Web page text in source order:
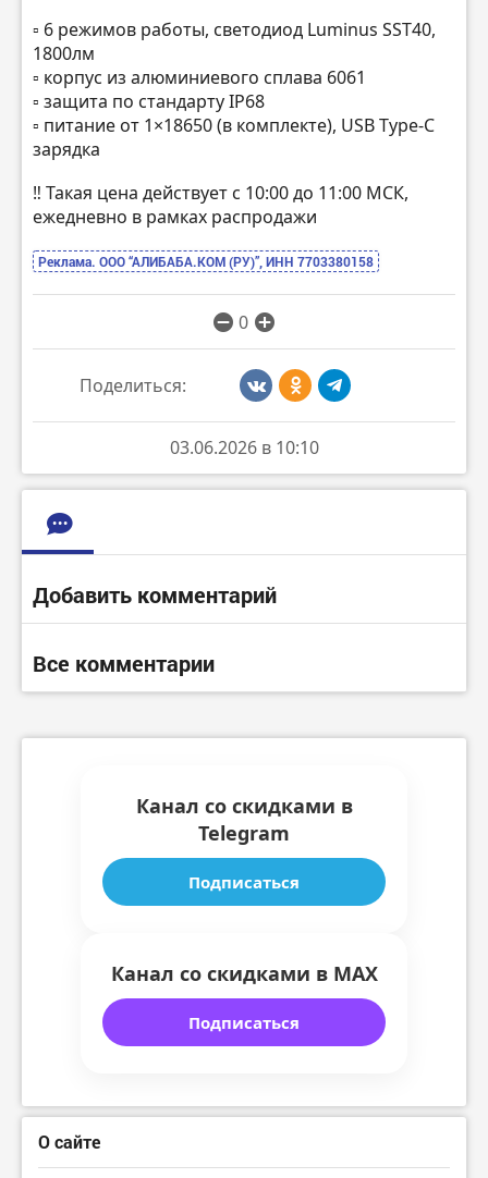
▫️ 6 режимов работы, светодиод Luminus SST40,
1800лм
▫️ корпус из алюминиевого сплава 6061
▫️ защита по стандарту IP68
▫️ питание от 1×18650 (в комплекте), USB Type-C
зарядка
‼️ Такая цена действует с 10:00 до 11:00 МСК,
ежедневно в рамках распродажи
Реклама. ООО “АЛИБАБА.КОМ (РУ)”, ИНН 7703380158
0
Поделиться:
03.06.2026 в 10:10
Добавить комментарий
Все комментарии
Канал со скидками в
Telegram
Подписаться
Канал со скидками в MAX
Подписаться
О сайте